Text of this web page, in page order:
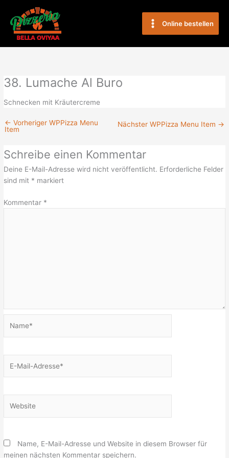
Inhalt
springen
Main
MenuOnline bestellen
38. Lumache Al Buro
Schnecken mit Kräutercreme
← Vorheriger WPPizza Menu
Item
Nächster WPPizza Menu Item →
Schreibe einen Kommentar
Deine E-Mail-Adresse wird nicht veröffentlicht. Erforderliche Felder
sind mit * markiert
Kommentar *
Mail-
Name, E-Mail-Adresse und Website in diesem Browser für
meinen nächsten Kommentar speichern.